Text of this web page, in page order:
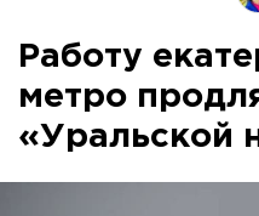
Работу
метро
«Уральской